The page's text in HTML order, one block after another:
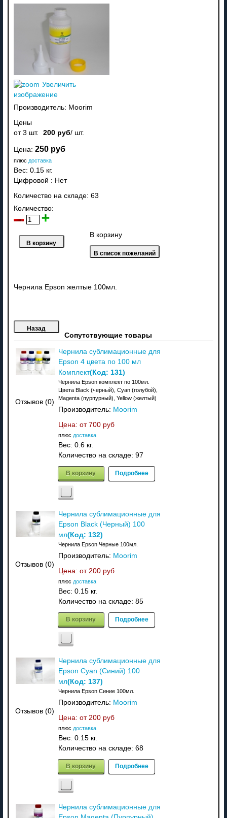
Увеличить
изображение
Производитель: Moorim
Цены
от 3 шт.
200 руб/ шт.
Цена: 250 руб
плюс доставка
Вес: 0.15 кг.
Цифровой : Нет
Количество на складе: 63
Количество:
В корзину
Чернила Epson желтые 100мл.
Сопутствующие товары
Отзывов (0)
Чернила сублимационные для
Epson 4 цвета по 100 мл
Комплект(Код: 131)
Чернила Epson комплект по 100мл.
Цвета Black (черный), Cyan (голубой),
Magenta (пурпурный), Yellow (желтый)
Производитель: Moorim
Цена: от 700 руб
плюс доставка
Вес: 0.6 кг.
Количество на складе: 97
В корзину Подробнее
Отзывов (0)
Чернила сублимационные для
Epson Black (Черный) 100
мл(Код: 132)
Чернила Epson Черные 100мл.
Производитель: Moorim
Цена: от 200 руб
плюс доставка
Вес: 0.15 кг.
Количество на складе: 85
В корзину Подробнее
Отзывов (0)
Чернила сублимационные для
Epson Cyan (Синий) 100
мл(Код: 137)
Чернила Epson Синие 100мл.
Производитель: Moorim
Цена: от 200 руб
плюс доставка
Вес: 0.15 кг.
Количество на складе: 68
В корзину Подробнее
Чернила сублимационные для